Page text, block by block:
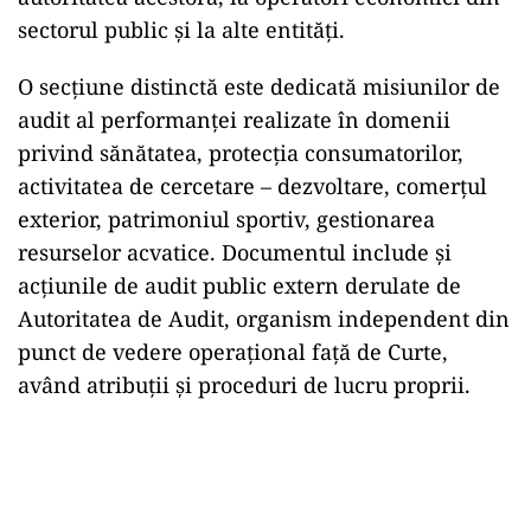
sectorul public şi la alte entităţi.
O secţiune distinctă este dedicată misiunilor de
audit al performanţei realizate în domenii
privind sănătatea, protecţia consumatorilor,
activitatea de cercetare – dezvoltare, comerţul
exterior, patrimoniul sportiv, gestionarea
resurselor acvatice. Documentul include şi
acţiunile de audit public extern derulate de
Autoritatea de Audit, organism independent din
punct de vedere operaţional faţă de Curte,
având atribuţii şi proceduri de lucru proprii.